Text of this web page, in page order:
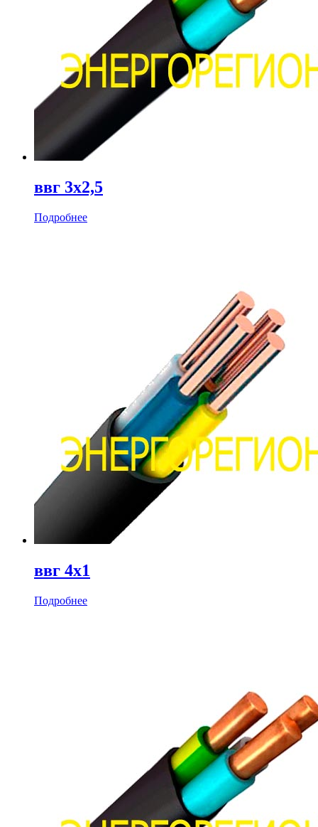
ввг 3х2,5
Подробнее
ввг 4х1
Подробнее